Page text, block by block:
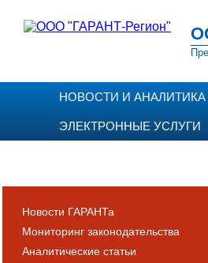
НОВОСТИ И АНАЛИТИКА
ЭЛЕКТРОННЫЕ УСЛУГИ
Новости ГАРАНТа
Мониторинг законодательства
Аналитические статьи